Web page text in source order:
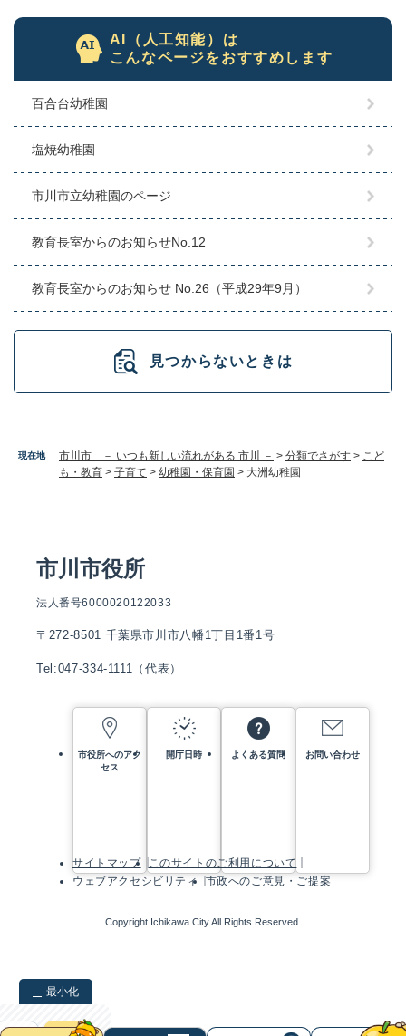
現在地 市川市 － いつも新しい流れがある 市川 － > 分類でさがす > こど
も・教育 > 子育て > 幼稚園・保育園 > 大洲幼稚園
AI（人工知能）は
こんなページをおすすめします
百合台幼稚園
塩焼幼稚園
市川市立幼稚園のページ
教育長室からのお知らせNo.12
教育長室からのお知らせ No.26（平成29年9月）
見つからないときは
市川市役所
法人番号6000020122033
〒272-8501 千葉県市川市八幡1丁目1番1号
Tel:047-334-1111（代表）
市役所へのアク
セス
開庁日時 よくある質問 お問い合わせ
サイトマップ
このサイトのご利用について
ウェブアクセシビリティ
市政へのご意見・ご提案
Copyright Ichikawa City All Rights Reserved.
最小化